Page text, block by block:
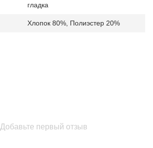
гладка
Хлопок 80%, Полиэстер 20%
Добавьте первый отзыв